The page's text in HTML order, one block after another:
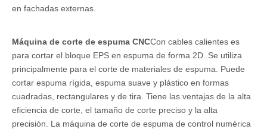
en fachadas externas.
Máquina de corte de espuma CNCCon cables calientes es
para cortar el bloque EPS en espuma de forma 2D. Se utiliza
principalmente para el corte de materiales de espuma. Puede
cortar espuma rígida, espuma suave y plástico en formas
cuadradas, rectangulares y de tira. Tiene las ventajas de la alta
eficiencia de corte, el tamaño de corte preciso y la alta
precisión. La máquina de corte de espuma de control numérica